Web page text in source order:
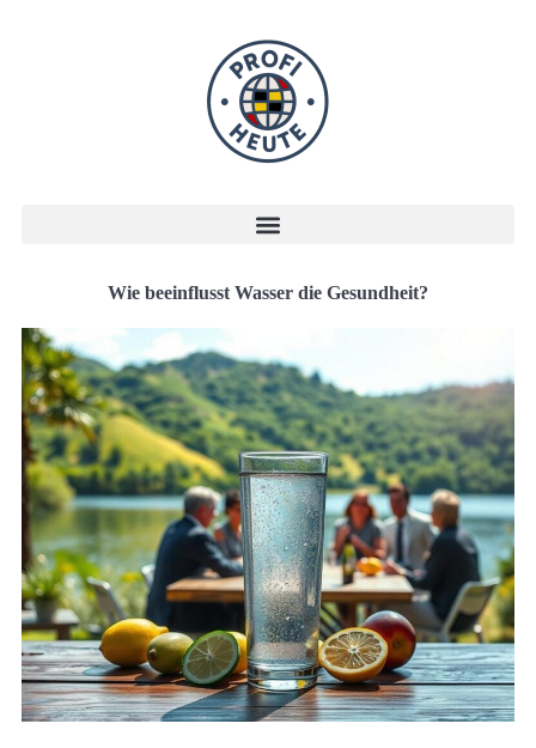
Wie beeinflusst Wasser die Gesundheit?